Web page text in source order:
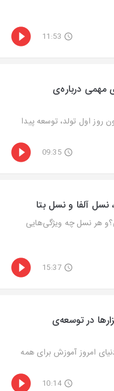
11:53
مهمی درباره‌ی
روز اول تولد، توسعه پیدا
09:35
هر نسل چه ویژگی‌هایی
15:37
ابزارها در توسعه‌ی
امروز آموزش برای همه
10:14